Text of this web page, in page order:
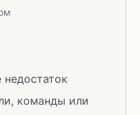
команды или